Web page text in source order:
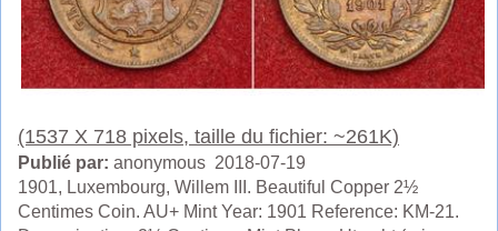
(1537 X 718 pixels, taille du fichier: ~261K)
Publié par: anonymous 2018-07-19
1901, Luxembourg, Willem III. Beautiful Copper 2½
Centimes Coin. AU+ Mint Year: 1901 Reference: KM-21.